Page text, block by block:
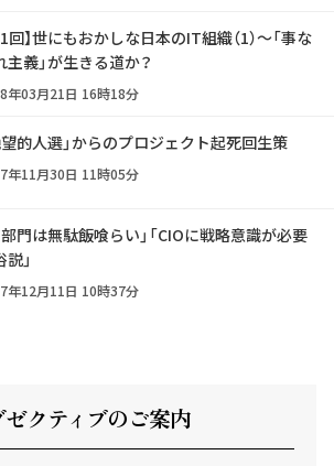
1回】世にもおかしな日本のIT組織（1）～「事な
主義」が生きる道か？
年03月21日 16時18分
望的人選」からのプロジェクト起死回生策
年11月30日 11時05分
部門は無駄飯喰らい」「CIOに戦略意識が必要
」
年12月11日 10時37分
クティ ブのご案内